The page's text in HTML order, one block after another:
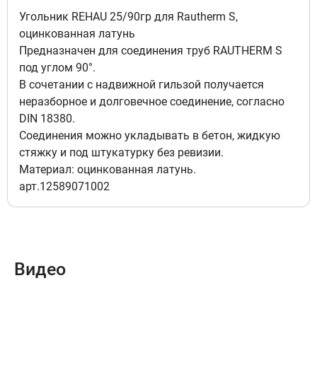
Угольник REHAU 25/90гр для Rautherm S,
оцинкованная латунь
Предназначен для соединения труб RAUTHERM S
под углом 90°.
В сочетании с надвижной гильзой получается
неразборное и долговечное соединение, согласно
DIN 18380.
Соединения можно укладывать в бетон, жидкую
стяжку и под штукатурку без ревизии.
Материал: оцинкованная латунь.
арт.12589071002
Видео